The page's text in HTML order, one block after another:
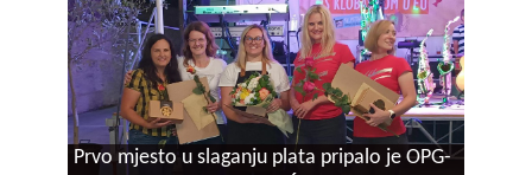
Prvo mjesto u slaganju plata pripalo je OPG-